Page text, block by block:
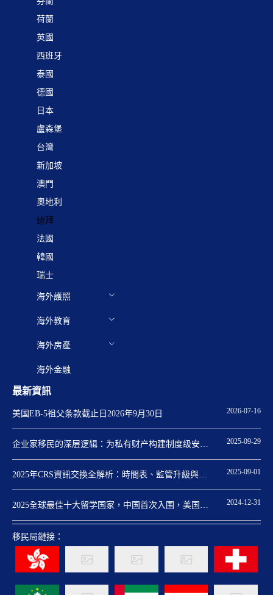
荷蘭
英國
西班牙
泰國
德國
日本
盧森堡
台灣
新加坡
澳門
奧地利
迪拜
法國
韓國
瑞士
海外護照
海外教育
海外房產
海外金融
最新資訊
2026-07-16
美国EB-5祖父条款截止日2026年9月30日
2025-09-29
企业家移民的深层逻辑：为私有财产构建制度级安全
2025-09-01
2025年CRS資訊交換全解析：時間表、監管升級與身
2024-12-31
2025全球最佳十大留学国家，中国首次入围，美国重
移民局鏈接：